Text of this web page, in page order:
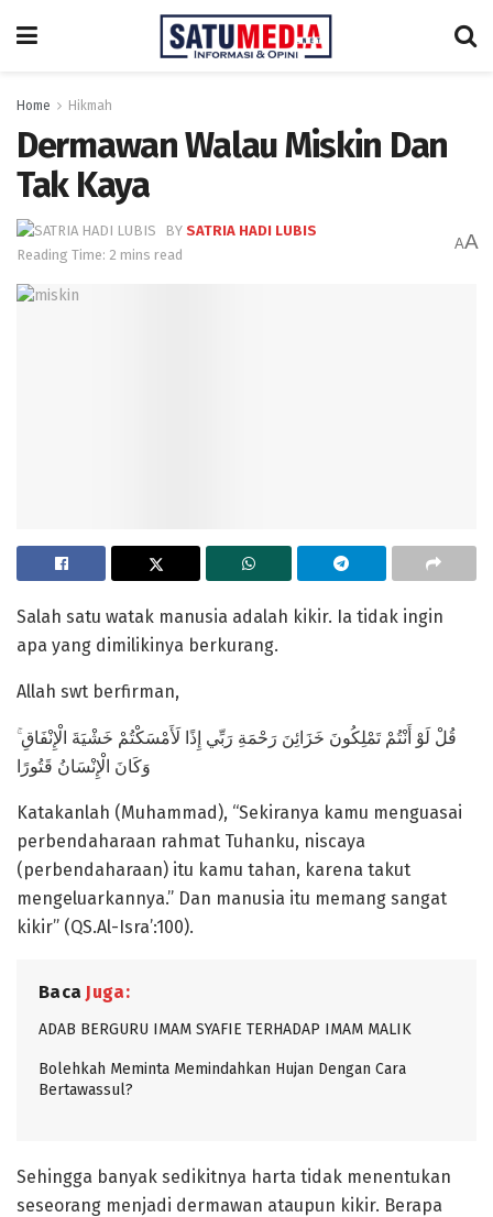
Home Hikmah
Dermawan Walau Miskin Dan
Tak Kaya
BY SATRIA HADI LUBIS
Reading Time: 2 mins read
AA
Salah satu watak manusia adalah kikir. Ia tidak ingin
apa yang dimilikinya berkurang.
Allah swt berfirman,
قُلْ لَوْ أَنْتُمْ تَمْلِكُونَ خَزَائِنَ رَحْمَةِ رَبِّي إِذًا لَأَمْسَكْتُمْ خَشْيَةَ الْإِنْفَاقِ ۚ
وَكَانَ الْإِنْسَانُ قَتُورًا
Katakanlah (Muhammad), “Sekiranya kamu menguasai
perbendaharaan rahmat Tuhanku, niscaya
(perbendaharaan) itu kamu tahan, karena takut
mengeluarkannya.” Dan manusia itu memang sangat
kikir” (QS.Al-Isra’:100).
Baca Juga:
ADAB BERGURU IMAM SYAFIE TERHADAP IMAM MALIK
Bolehkah Meminta Memindahkan Hujan Dengan Cara
Bertawassul?
Sehingga banyak sedikitnya harta tidak menentukan
seseorang menjadi dermawan ataupun kikir. Berapa